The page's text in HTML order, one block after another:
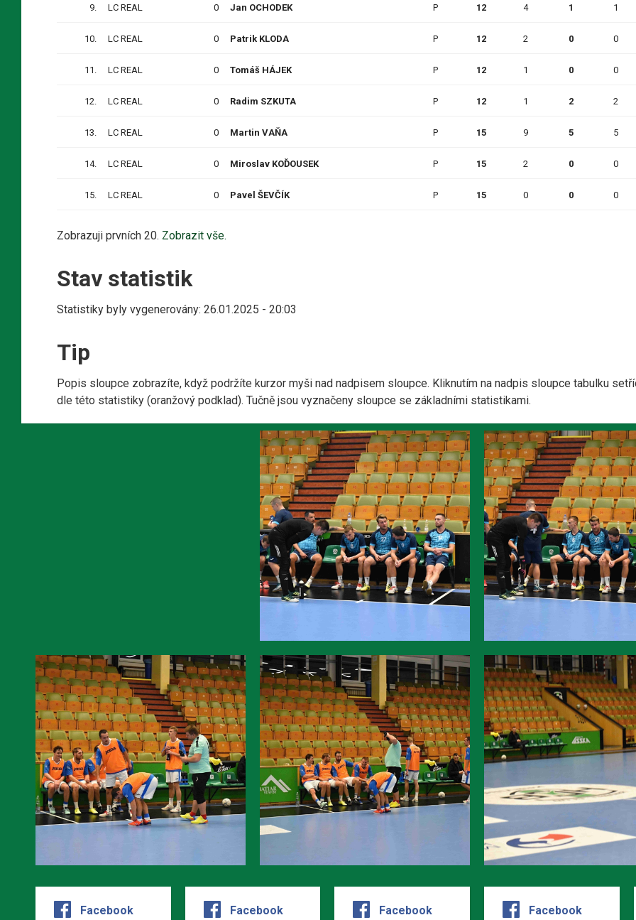
9. LC REAL 0 Jan OCHODEK P 12 4 1 1
10. LC REAL 0 Patrik KLODA P 12 2 0 0
11. LC REAL 0 Tomáš HÁJEK P 12 1 0 0
12. LC REAL 0 Radim SZKUTA P 12 1 2 2
13. LC REAL 0 Martin VAŇA P 15 9 5 5
14. LC REAL 0 Miroslav KOĎOUSEK P 15 2 0 0
15. LC REAL 0 Pavel ŠEVČÍK P 15 0 0 0
Zobrazuji prvních 20. Zobrazit vše.
Stav statistik
Statistiky byly vygenerovány: 26.01.2025 - 20:03
Tip
Popis sloupce zobrazíte, když podržíte kurzor myši nad nadpisem sloupce. Kliknutím na nadpis sloupce tabulku
dle této statistiky (oranžový podklad). Tučně jsou vyznačeny sloupce se základními statistikami.
Facebook Facebook Facebook Facebook